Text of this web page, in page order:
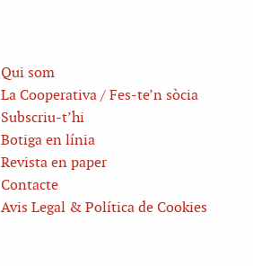
Qui som
La Cooperativa / Fes-te’n sòcia
Subscriu-t’hi
Botiga en línia
Revista en paper
Contacte
Avis Legal & Política de Cookies